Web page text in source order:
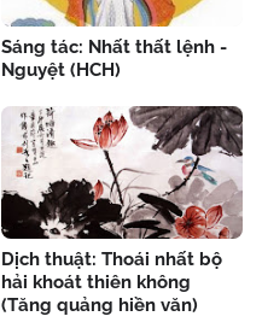
Sáng tác: Nhất thất lệnh -
Nguyệt (HCH)
Dịch thuật: Thoái nhất bộ
hải khoát thiên không
(Tăng quảng hiền văn)